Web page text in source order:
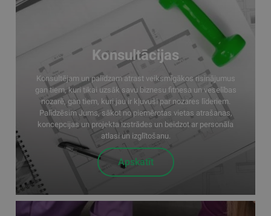
Konsultācijas
Konsultējam un palīdzam atrast veiksmīgākos risinājumus
gan tiem, kuri tikai uzsāk savu biznesu fitnesa un veselības
nozarē, gan tiem, kuri jau ir kļuvuši par nozares līderiem.
Palīdzēsim Jums, sākot no piemērotas vietas atrašanas,
koncepcijas un projekta izstrādes un beidzot ar personāla
atlasi un izglītošanu.
Apskatīt